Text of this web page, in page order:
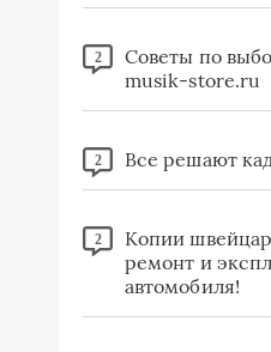
2
Советы по
musik-store.ru
2 Все решают
2
Копии
ремонт и
автомобиля!